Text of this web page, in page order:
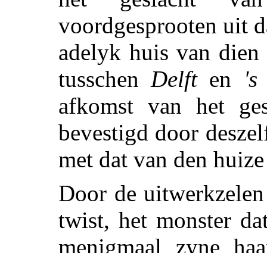
voordgesprooten uit
adelyk huis van dien
tusschenDelften
's
afkomst van het
bevestigd door
met dat van den
Door de
twist, het monster
menigmaal zyne